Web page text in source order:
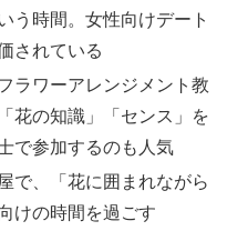
う時間。女性向けデート
されている
フラワーアレンジメント教
花の知識」「センス」を
で参加するのも人気
で、「花に囲まれながら
けの時間を過ごす